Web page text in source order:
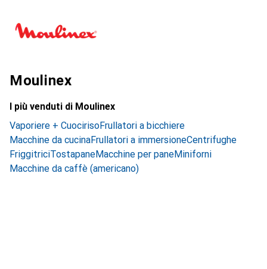
Moulinex
I più venduti di Moulinex
Vaporiere + CuocirisoFrullatori a bicchiere
Macchine da cucinaFrullatori a immersioneCentrifughe
FriggitriciTostapaneMacchine per paneMiniforni
Macchine da caffè (americano)